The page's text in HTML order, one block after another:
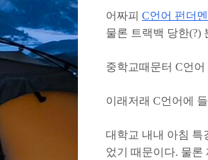
어짜피 C언어 펀더
물론 트랙백 당한(?)
중학교때문터 C언
이래저래 C언어에
대학교 내내 아침 특
었기 때문이다. 물론